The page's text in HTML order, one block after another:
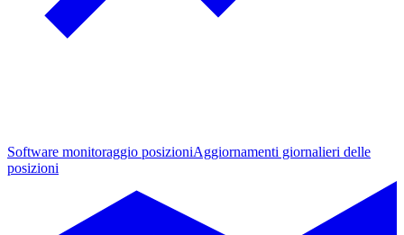
Software monitoraggio posizioniAggiornamenti giornalieri delle
posizioni